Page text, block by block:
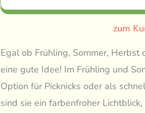
zum
Egal ob Frühling, Sommer,
eine gute Idee! Im Frühling und
Option für Picknicks oder als
sind sie ein farbenfroher